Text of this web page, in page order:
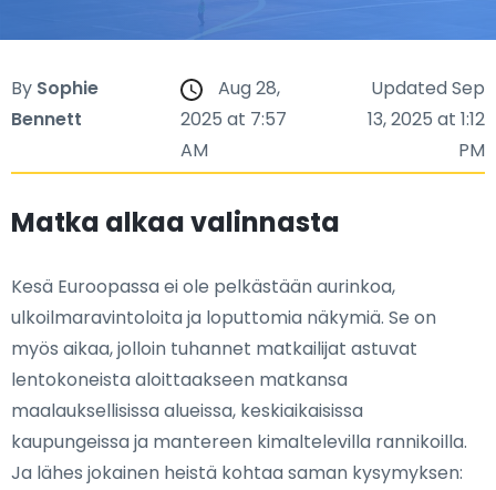
By Sophie
Bennett
Aug 28,
2025 at 7:57
AM
Updated Sep
13, 2025 at 1:12
PM
Matka alkaa valinnasta
Kesä Euroopassa ei ole pelkästään aurinkoa,
ulkoilmaravintoloita ja loputtomia näkymiä. Se on
myös aikaa, jolloin tuhannet matkailijat astuvat
lentokoneista aloittaakseen matkansa
maalauksellisissa alueissa, keskiaikaisissa
kaupungeissa ja mantereen kimaltelevilla rannikoilla.
Ja lähes jokainen heistä kohtaa saman kysymyksen: